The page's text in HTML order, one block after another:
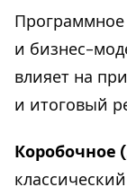
и бизнес-
влияет на
и итоговый
Коробочное